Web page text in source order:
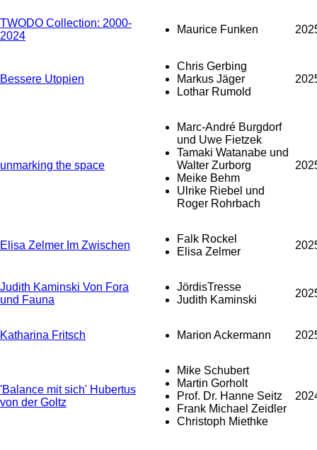
TWODO Collection: 2000-
2024
Maurice Funken
Bessere Utopien
Chris Gerbing
Markus Jäger
Lothar Rumold
unmarking the space
Marc-André Burgdorf
und Uwe Fietzek
Tamaki Watanabe und
Walter Zurborg
Meike Behm
Ulrike Riebel und
Roger Rohrbach
Elisa Zelmer Im Zwischen
Falk Rockel
Elisa Zelmer
Judith Kaminski Von Fora
und Fauna
JördisTresse
Judith Kaminski
Katharina Fritsch Marion Ackermann
'Balance mit sich' Hubertus
von der Goltz
Mike Schubert
Martin Gorholt
Prof. Dr. Hanne Seitz
Frank Michael Zeidler
Christoph Miethke